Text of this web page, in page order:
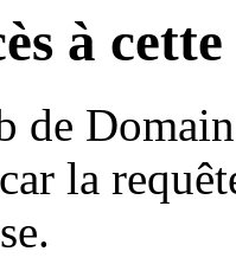
à
de
la